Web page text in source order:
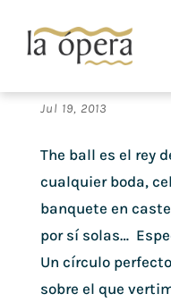
El rey de los
Jul 19, 2013
The ball es el rey
cualquier boda,
banquete en
por sí solas…
Un círculo
sobre el que